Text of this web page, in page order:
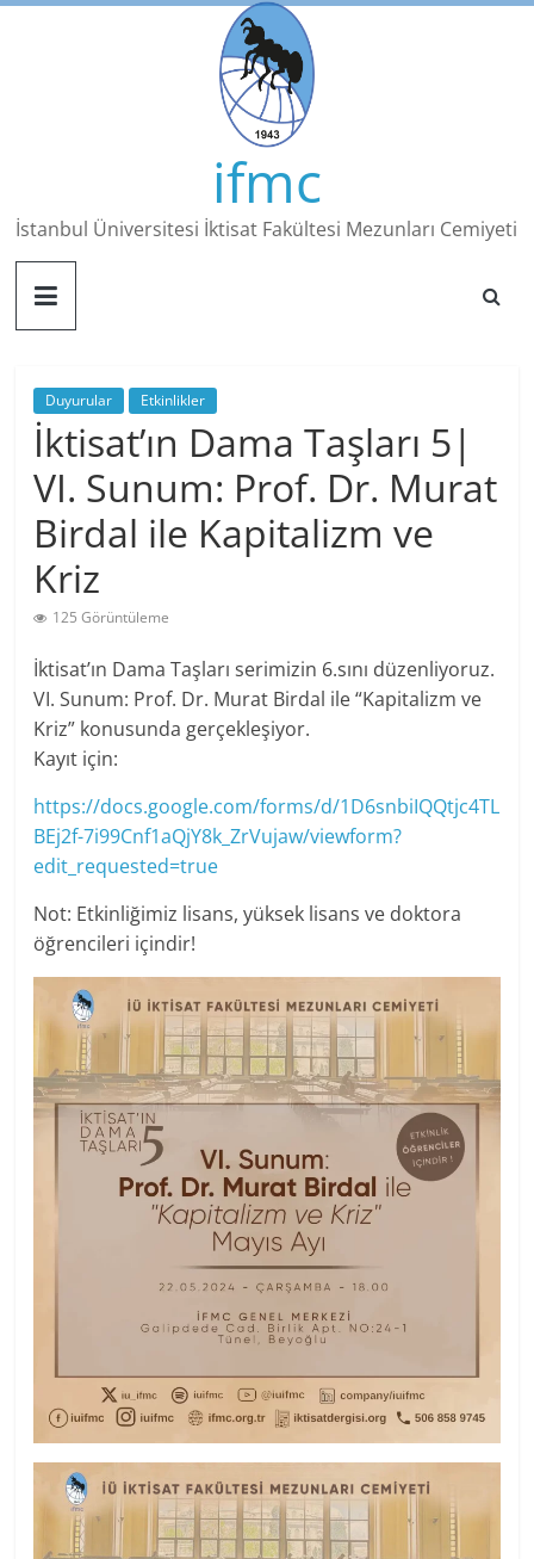
Skip
ifmc
İstanbul Üniversitesi İktisat Fakültesi Mezunları Cemiyeti
Duyurular Etkinlikler
İktisat’ın Dama Taşları 5|
VI. Sunum: Prof. Dr. Murat
Birdal ile Kapitalizm ve
Kriz
125 Görüntüleme
İktisat’ın Dama Taşları serimizin 6.sını düzenliyoruz.
VI. Sunum: Prof. Dr. Murat Birdal ile “Kapitalizm ve
Kriz” konusunda gerçekleşiyor.
Kayıt için:
https://docs.google.com/forms/d/1D6snbiIQQtjc4TL
BEj2f-7i99Cnf1aQjY8k_ZrVujaw/viewform?
edit_requested=true
Not: Etkinliğimiz lisans, yüksek lisans ve doktora
öğrencileri içindir!